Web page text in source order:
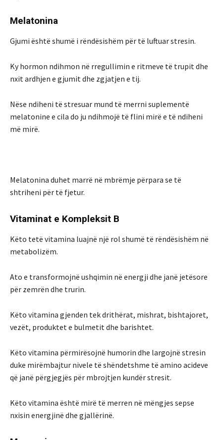
Melatonina
Gjumi është shumë i rëndësishëm për të luftuar stresin.
Ky hormon ndihmon në rregullimin e ritmeve të trupit dhe
nxit ardhjen e gjumit dhe zgjatjen e tij.
Nëse ndiheni të stresuar mund të merrni suplementë
melatonine e cila do ju ndihmojë të flini mirë e të ndiheni
më mirë.
Melatonina duhet marrë në mbrëmje përpara se të
shtriheni për të fjetur.
Vitaminat e Kompleksit B
Këto tetë vitamina luajnë një rol shumë të rëndësishëm në
metabolizëm.
Ato e transformojnë ushqimin në energji dhe janë jetësore
për zemrën dhe trurin.
Këto vitamina gjenden tek drithërat, mishrat, bishtajoret,
vezët, produktet e bulmetit dhe barishtet.
Këto vitamina përmirësojnë humorin dhe largojnë stresin
duke mirëmbajtur nivele të shëndetshme të amino acideve
që janë përgjegjës për mbrojtjen kundër stresit.
Këto vitamina është mirë të merren në mëngjes sepse
nxisin energjinë dhe gjallërinë.